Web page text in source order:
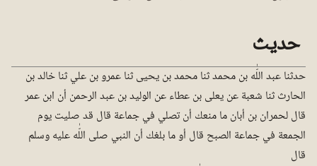
حدیث
حدثنا عبد اللّٰه بن محمد ثنا محمد بن يحيى ثنا عمرو بن علي ثنا خالد بن
الحارث ثنا شعبة عن يعلى بن عطاء عن الوليد بن عبد الرحمن أن ابن عمر
قال لحمران بن أبان ما منعك أن تصلي في جماعة قال قد صليت يوم
الجمعة في جماعة الصبح قال أو ما بلغك أن النبي صلى اللّٰه عليه وسلم
قال